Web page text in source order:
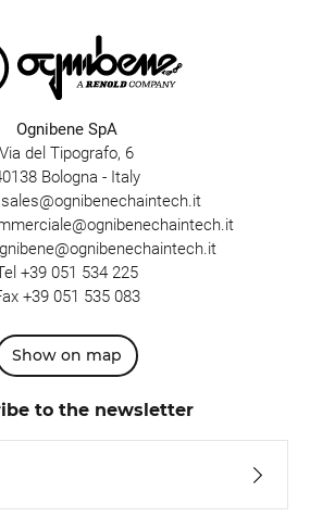
Ognibene SpA
Via del Tipografo, 6
Bologna - Italy
sales@ognibenechaintech.it
+39 051 534 225
+39 051 535 083
Show on map
to the newsletter